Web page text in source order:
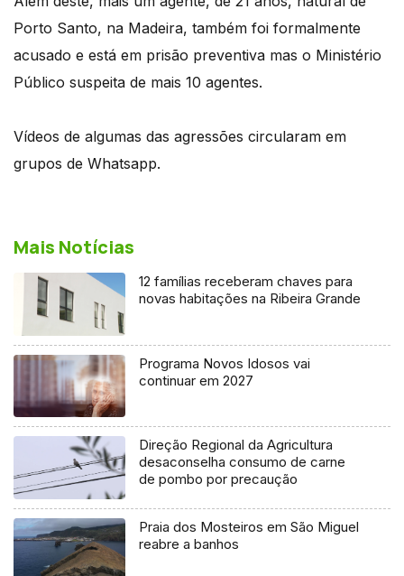
Porto Santo, na Madeira, também foi formalmente
acusado e está em prisão preventiva mas o Ministério
Público suspeita de mais 10 agentes.
Vídeos de algumas das agressões circularam em
grupos de Whatsapp.
Mais Notícias
12 famílias receberam chaves para
novas habitações na Ribeira Grande
Programa Novos Idosos vai
continuar em 2027
Direção Regional da Agricultura
desaconselha consumo de carne
de pombo por precaução
Praia dos Mosteiros em São Miguel
reabre a banhos